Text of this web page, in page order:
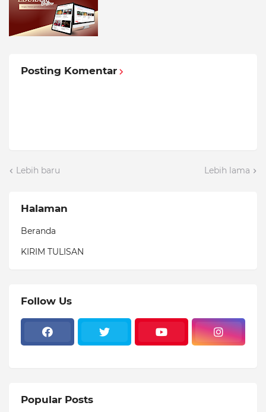
Posting Komentar
Lebih baru Lebih lama
Halaman
Beranda
KIRIM TULISAN
Follow Us
Popular Posts